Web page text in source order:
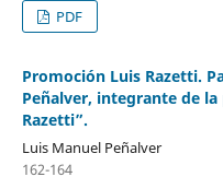
PDF
Promoción Luis Razetti.
Peñalver, integrante de
Razetti”.
Luis Manuel Peñalver
162-164